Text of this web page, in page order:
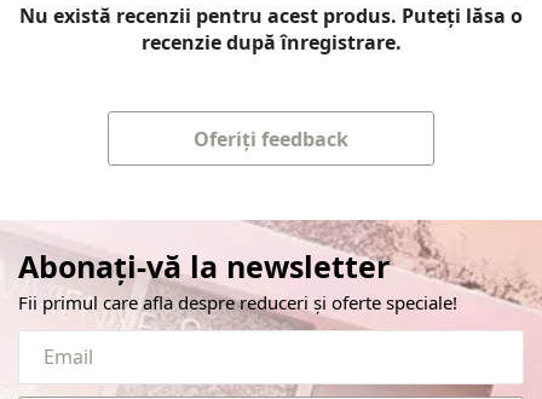
Nu există recenzii pentru acest produs. Puteți lăsa o
recenzie după înregistrare.
Oferiți feedback
Abonați-vă la newsletter
Fii primul care afla despre reduceri și oferte speciale!